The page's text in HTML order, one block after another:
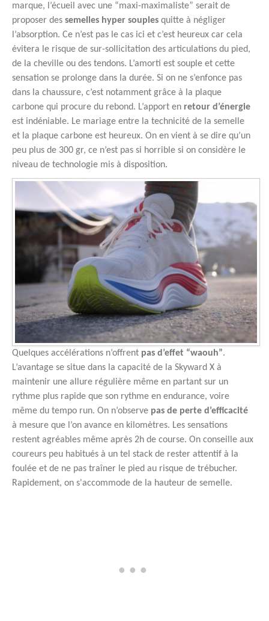
marque, l’écueil avec une “maxi-maximaliste” serait de
proposer des semelles hyper souples quitte à négliger
l’absorption. Ce n’est pas le cas ici et c’est heureux car cela
évitera le risque de sur-sollicitation des articulations du pied,
de la cheville ou des tendons. L’amorti est souple et cette
sensation se prolonge dans la durée. Si on ne s’enfonce pas
dans la chaussure, c’est notamment grâce à la plaque
carbone qui procure du rebond. L’apport en retour d’énergie
est indéniable. Le mariage entre la technicité de la semelle
et la plaque carbone est heureux. On en vient à se dire qu’un
peu plus de 300 gr, ce n’est pas si horrible si on considère le
niveau de technologie mis à disposition.
Quelques accélérations n’offrent pas d’effet “waouh”.
L’avantage se situe dans la capacité de la Skyward X à
maintenir une allure régulière même en partant sur un
rythme plus rapide que son rythme en endurance, voire
même du tempo run. On n’observe pas de perte d’efficacité
à mesure que l’on avance en kilomètres. Les sensations
restent agréables même après 2h de course. On conseille aux
coureurs peu habitués à un tel stack de rester attentif à la
foulée et de ne pas traîner le pied au risque de trébucher.
Rapidement, on s'accommode de la hauteur de semelle.